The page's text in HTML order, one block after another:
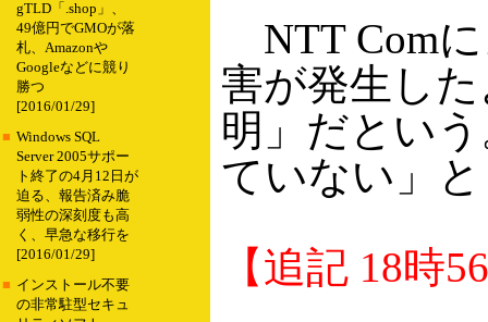
gTLD「.shop」、
49億円でGMOが落
札、Amazonや
Googleなどに競り
勝つ
[2016/01/29]
■ Windows SQL
Server 2005サポー
ト終了の4月12日が
迫る、報告済み脆
弱性の深刻度も高
く、早急な移行を
[2016/01/29]
■ インストール不要
の非常駐型セキュ
NTT Com
害が発生し
明」だとい
ていない」
【追記 18時